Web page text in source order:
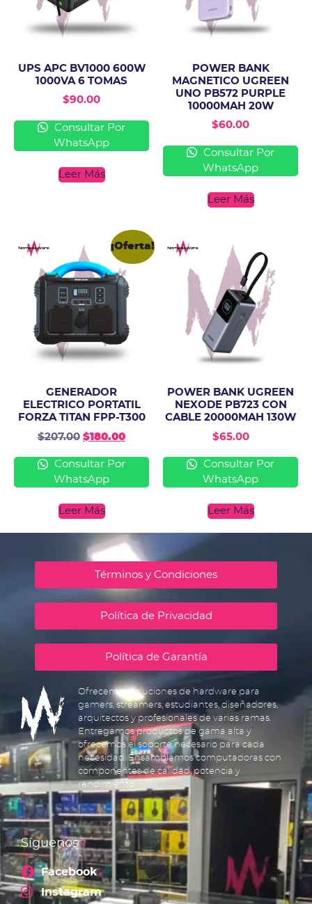
UPS APC BV1000 600W
1000VA 6 TOMAS
$90.00
Consultar Por
WhatsApp
Leer Más
POWER BANK
MAGNETICO UGREEN
UNO PB572 PURPLE
10000MAH 20W
$60.00
Consultar Por
WhatsApp
Leer Más
¡Oferta!
GENERADOR
ELECTRICO PORTATIL
FORZA TITAN FPP-T300
$207.00 $180.00
Consultar Por
WhatsApp
Leer Más
POWER BANK UGREEN
NEXODE PB723 CON
CABLE 20000MAH 130W
$65.00
Consultar Por
WhatsApp
Leer Más
Términos y Condiciones
Política de Privacidad
Política de Garantía
Ofrecemos soluciones de hardware para
gamers, streamers, estudiantes, diseñadores,
arquitectos y profesionales de varias ramas.
Entregamos productos de gama alta y
ofrecemos el soporte necesario para cada
necesidad. Ensamblamos computadoras con
componentes de calidad, potencia y
rendimiento.
Síguenos
Facebook
Instagram